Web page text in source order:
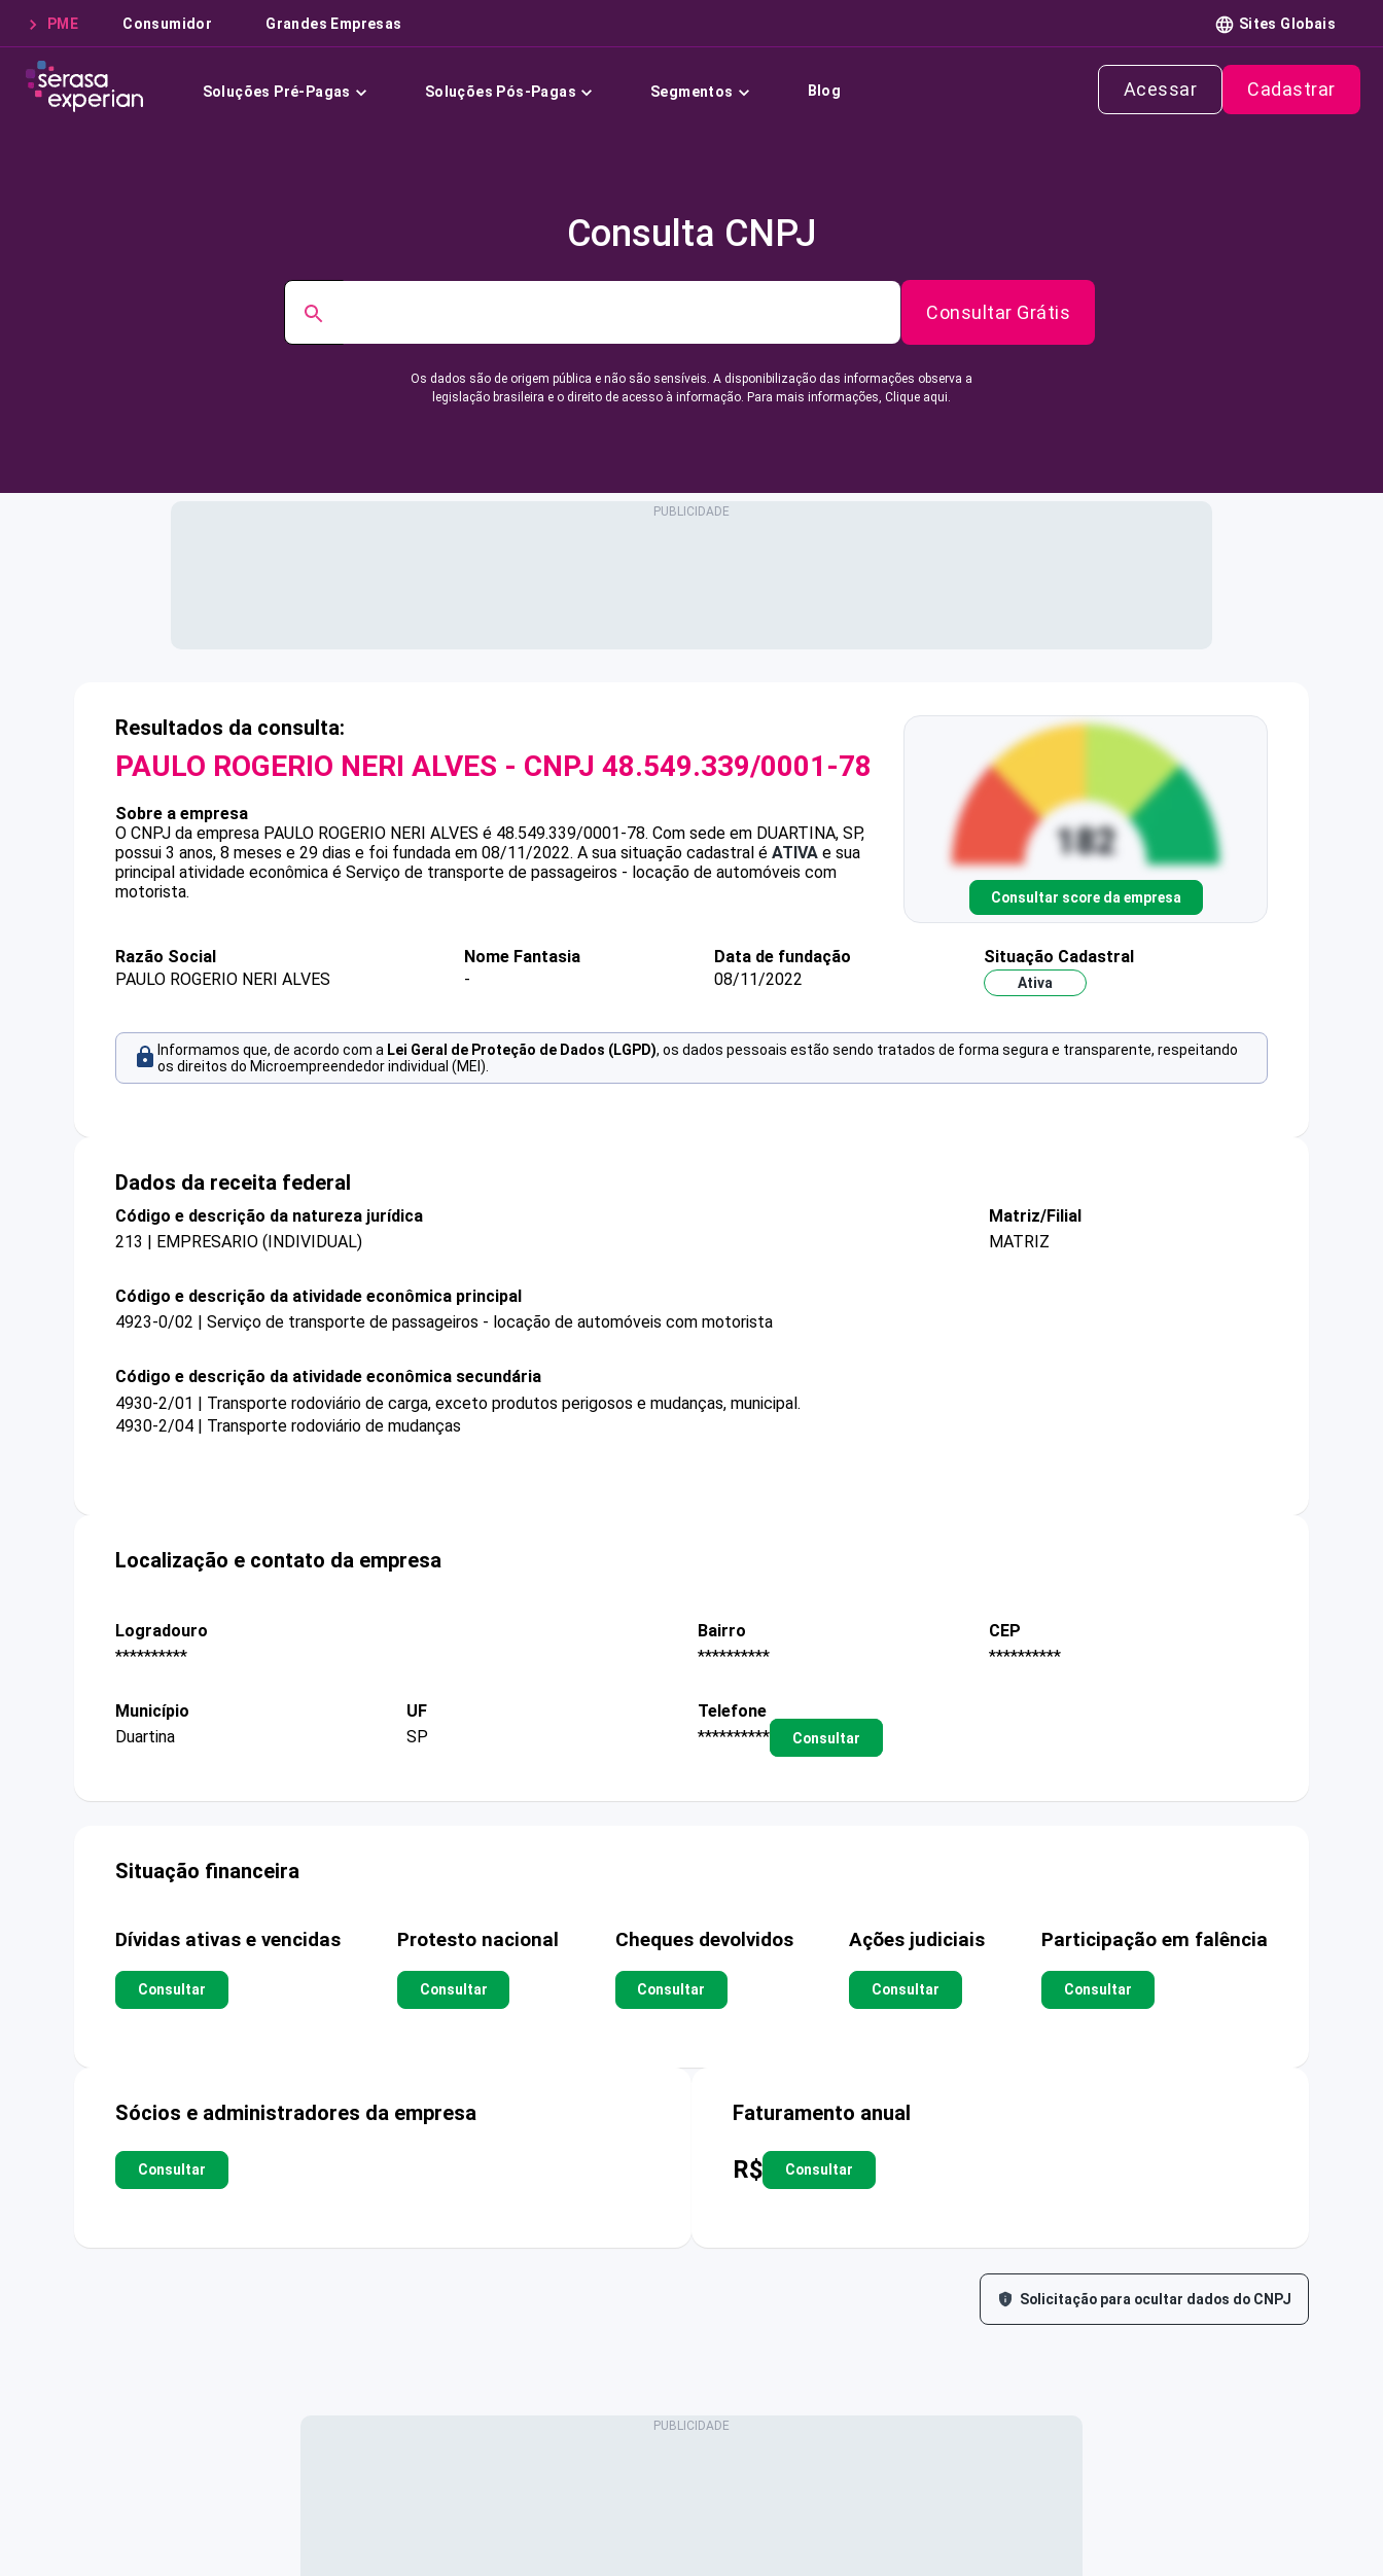
PME Consumidor Grandes Empresas Sites Globais
Soluções Pré-Pagas Soluções Pós-Pagas Segmentos Blog Acessar Cadastrar
Consulta CNPJ
Consultar Grátis
Os dados são de origem pública e não são sensíveis. A disponibilização das informações observa a
legislação brasileira e o direito de acesso à informação. Para mais informações, Clique aqui.
Resultados da consulta:
PAULO ROGERIO NERI ALVES - CNPJ 48.549.339/0001-78
Sobre a empresa
O CNPJ da empresa PAULO ROGERIO NERI ALVES é 48.549.339/0001-78. Com sede em DUARTINA, SP,
possui 3 anos, 8 meses e 29 dias e foi fundada em 08/11/2022. A sua situação cadastral é ATIVA e sua
principal atividade econômica é Serviço de transporte de passageiros - locação de automóveis com
motorista.
Consultar score da empresa
Razão Social
PAULO ROGERIO NERI ALVES
Nome Fantasia
-
Data de fundação
08/11/2022
Situação Cadastral
Ativa
Informamos que, de acordo com a Lei Geral de Proteção de Dados (LGPD), os dados pessoais estão sendo tratados de forma segura e transparente, respeitando
os direitos do Microempreendedor individual (MEI).
Dados da receita federal
Código e descrição da natureza jurídica
213 | EMPRESARIO (INDIVIDUAL)
Matriz/Filial
MATRIZ
Código e descrição da atividade econômica principal
4923-0/02 | Serviço de transporte de passageiros - locação de automóveis com motorista
Código e descrição da atividade econômica secundária
4930-2/01 | Transporte rodoviário de carga, exceto produtos perigosos e mudanças, municipal.
4930-2/04 | Transporte rodoviário de mudanças
Localização e contato da empresa
Logradouro
**********
Bairro
**********
CEP
**********
Município
Duartina
UF
SP
Telefone
**********
Consultar
Situação financeira
Dívidas ativas e vencidas
Consultar
Protesto nacional
Consultar
Cheques devolvidos
Consultar
Ações judiciais
Consultar
Participação em falência
Consultar
Sócios e administradores da empresa
Consultar
Faturamento anual
R$ Consultar
Solicitação para ocultar dados do CNPJ